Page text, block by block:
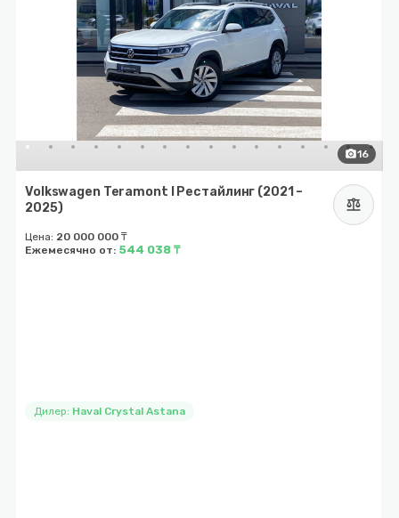
photo_camera16
Volkswagen Teramont I Рестайлинг (2021 –
2025)
balance
Цена: 20 000 000 ₸
Ежемесячно от: 544 038 ₸
Дилер: Haval Crystal Astana